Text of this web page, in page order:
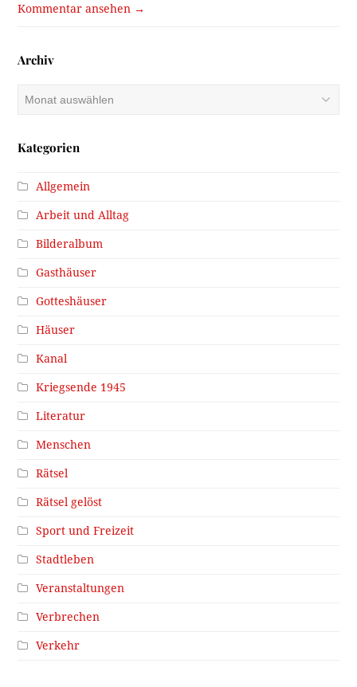
Kommentar ansehen →
Archiv
Kategorien
Allgemein
Arbeit und Alltag
Bilderalbum
Gasthäuser
Gotteshäuser
Häuser
Kanal
Kriegsende 1945
Literatur
Menschen
Rätsel
Rätsel gelöst
Sport und Freizeit
Stadtleben
Veranstaltungen
Verbrechen
Verkehr